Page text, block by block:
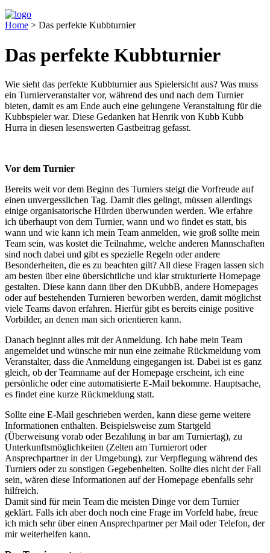
Home > Das perfekte Kubbturnier
Das perfekte Kubbturnier
Wie sieht das perfekte Kubbturnier aus Spielersicht aus? Was muss
ein Turnierveranstalter vor, während des und nach dem Turnier
bieten, damit es am Ende auch eine gelungene Veranstaltung für die
Kubbspieler war. Diese Gedanken hat Henrik von Kubb Kubb
Hurra in diesen lesenswerten Gastbeitrag gefasst.
Vor dem Turnier
Bereits weit vor dem Beginn des Turniers steigt die Vorfreude auf
einen unvergesslichen Tag. Damit dies gelingt, müssen allerdings
einige organisatorische Hürden überwunden werden. Wie erfahre
ich überhaupt von dem Turnier, wann und wo findet es statt, bis
wann und wie kann ich mein Team anmelden, wie groß sollte mein
Team sein, was kostet die Teilnahme, welche anderen Mannschaften
sind noch dabei und gibt es spezielle Regeln oder andere
Besonderheiten, die es zu beachten gilt? All diese Fragen lassen sich
am besten über eine übersichtliche und klar strukturierte Homepage
gestalten. Diese kann dann über den DKubbB, andere Homepages
oder auf bestehenden Turnieren beworben werden, damit möglichst
viele Teams davon erfahren. Hierfür gibt es bereits einige positive
Vorbilder, an denen man sich orientieren kann.
Danach beginnt alles mit der Anmeldung. Ich habe mein Team
angemeldet und wünsche mir nun eine zeitnahe Rückmeldung vom
Veranstalter, dass die Anmeldung eingegangen ist. Dabei ist es ganz
gleich, ob der Teamname auf der Homepage erscheint, ich eine
persönliche oder eine automatisierte E-Mail bekomme. Hauptsache,
es findet eine kurze Rückmeldung statt.
Sollte eine E-Mail geschrieben werden, kann diese gerne weitere
Informationen enthalten. Beispielsweise zum Startgeld
(Überweisung vorab oder Bezahlung in bar am Turniertag), zu
Unterkunftsmöglichkeiten (Zelten am Turnierort oder
Ansprechpartner in der Umgebung), zur Verpflegung während des
Turniers oder zu sonstigen Gegebenheiten. Sollte dies nicht der Fall
sein, wären diese Informationen auf der Homepage ebenfalls sehr
hilfreich.
Damit sind für mein Team die meisten Dinge vor dem Turnier
geklärt. Falls ich aber doch noch eine Frage im Vorfeld habe, freue
ich mich sehr über einen Ansprechpartner per Mail oder Telefon, der
mir weiterhelfen kann.